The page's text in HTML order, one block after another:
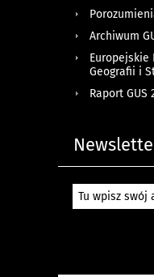
Archiwum
Europejskie
Geografii i
Raport GUS